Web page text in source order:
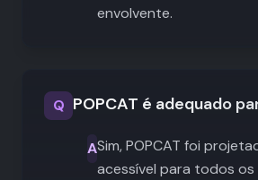
envolvente.
Q POPCAT é adequado
ASim, POPCAT foi
acessível para todos os